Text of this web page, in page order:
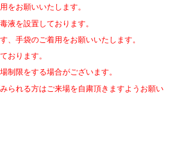
をお願いいたします。
液を設置しております。
、手袋のご着用をお願いいたします。
おります。
制限をする場合がございます。
られる方はご来場を自粛頂きますようお願い